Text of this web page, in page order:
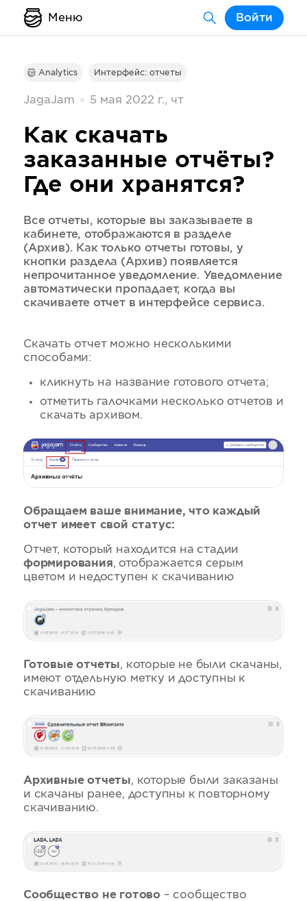
Меню Войти
Analytics Интерфейс: отчеты
JagaJam 5 мая 2022 г., чт
Как скачать
заказанные отчёты?
Где они хранятся?
Все отчеты, которые вы заказываете в
кабинете, отображаются в разделе
(Архив). Как только отчеты готовы, у
кнопки раздела (Архив) появляется
непрочитанное уведомление. Уведомление
автоматически пропадает, когда вы
скачиваете отчет в интерфейсе сервиса.
Скачать отчет можно несколькими
способами:
кликнуть на название готового отчета;
отметить галочками несколько отчетов и
скачать архивом.
Обращаем ваше внимание, что каждый
отчет имеет свой статус:
Отчет, который находится на стадии
формирования, отображается серым
цветом и недоступен к скачиванию
Готовые отчеты, которые не были скачаны,
имеют отдельную метку и доступны к
скачиванию
Архивные отчеты, которые были заказаны
и скачаны ранее, доступны к повторному
скачиванию.
Сообщество не готово – сообщество